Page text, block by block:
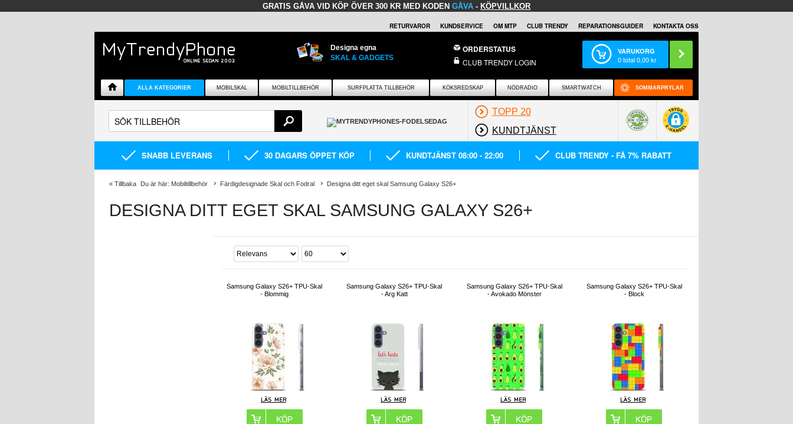
GRATIS GÅVA VID KÖP ÖVER 300 KR MED KODEN GÅVA - KÖPVILLKOR
RETURVAROR KUNDSERVICE OM MTP CLUB TRENDY REPARATIONSGUIDER KONTAKTA OSS
Designa egna
SKAL & GADGETS
ORDERSTATUS
CLUB TRENDY LOGIN
VARUKORG
0total0,00kr
ALLA KATEGORIER MOBILSKAL MOBILTILLBEHÖR SURFPLATTA TILLBEHÖR KÖKSREDSKAP NÖDRADIO SMARTWATCH SOMMARPRYLAR
TOPP 20
KUNDTJÄNST
SNABB LEVERANS 30 DAGARS ÖPPET KÖP KUNDTJÄNST 08:00 - 22:00 CLUB TRENDY - FÅ 7% RABATT
« Tillbaka Du är här: Mobiltillbehör Färdigdesignade Skal och Fodral Designa ditt eget skal Samsung Galaxy S26+
DESIGNA DITT EGET SKAL SAMSUNG GALAXY S26+
Samsung Galaxy S26+ TPU-Skal
- Blommig
Samsung Galaxy S26+ TPU-Skal
- Arg Katt
Samsung Galaxy S26+ TPU-Skal
- Avokado Mönster
Samsung Galaxy S26+ TPU-Skal
- Block